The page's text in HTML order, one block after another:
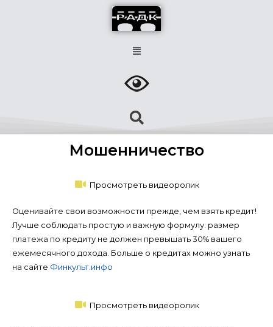
Мошенничество
Просмотреть видеоролик
Оценивайте свои возможности прежде, чем взять кредит!
Лучше соблюдать простую и важную формулу: размер
платежа по кредиту не должен превышать 30% вашего
ежемесячного дохода. Больше о кредитах можно узнать
на сайте Финкульт.инфо
Просмотреть видеоролик